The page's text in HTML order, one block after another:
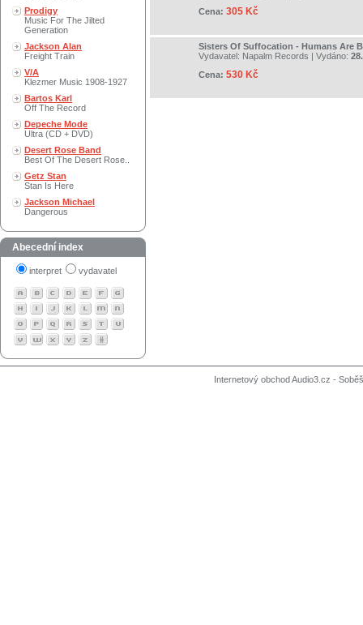
Prodigy
Music For The Jilted
Generation
Jackson Alan
Freight Train
V/A
Klezmer Music 1908-1927
Bartos Karl
Off The Record
Depeche Mode
Ultra (CD + DVD)
Desert Rose Band
Best Of The Desert Rose..
Getz Stan
Stan Is Here
Jackson Michael
Dangerous
Abecední index
interpret vydavatel
Cena: 305 Kč
Sisters Of Suffocation - Humans Are
Vydavatel: Napalm Records | Vydáno:
Cena: 530 Kč
Internetový obchod Audio3.cz -